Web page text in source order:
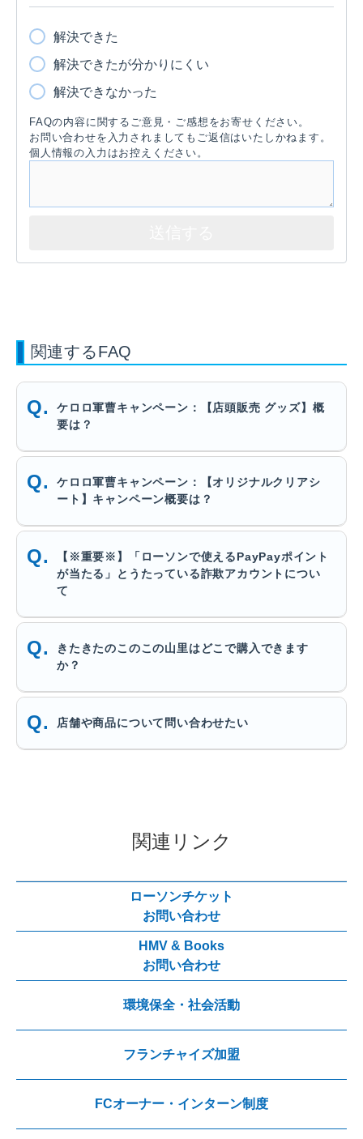
解決できた
解決できたが分かりにくい
解決できなかった
FAQの内容に関するご意見・ご感想をお寄せください。
お問い合わせを入力されましてもご返信はいたしかねます。
個人情報の入力はお控えください。
関連するFAQ
ケロロ軍曹キャンペーン：【店頭販売 グッズ】概
要は？
ケロロ軍曹キャンペーン：【オリジナルクリアシ
ート】キャンペーン概要は？
【※重要※】「ローソンで使えるPayPayポイント
が当たる」とうたっている詐欺アカウントについ
て
きたきたのこのこの山里はどこで購入できます
か？
店舗や商品について問い合わせたい
関連リンク
ローソンチケット
お問い合わせ
HMV & Books
お問い合わせ
環境保全・社会活動
フランチャイズ加盟
FCオーナー・インターン制度